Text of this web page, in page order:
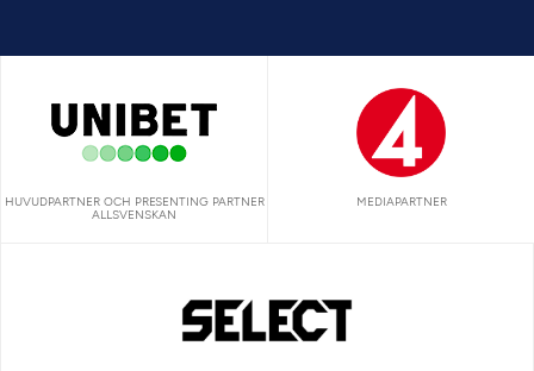
HUVUDPARTNER OCH PRESENTING PARTNER
ALLSVENSKAN
MEDIAPARTNER